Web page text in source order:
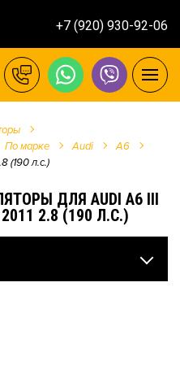
+7 (920) 930-92-06
По марке Audi
A6
(190 л.с.)
ДЛЯ AUDI A6 III
2.8 (190 Л.С.)